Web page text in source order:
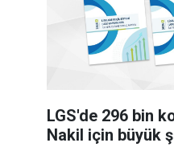
LGS'de 296 bin
Nakil için büyük